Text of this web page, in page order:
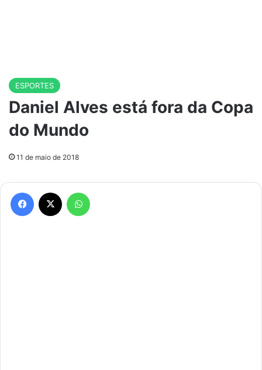
ESPORTES
Daniel Alves está fora da Copa
do Mundo
11 de maio de 2018